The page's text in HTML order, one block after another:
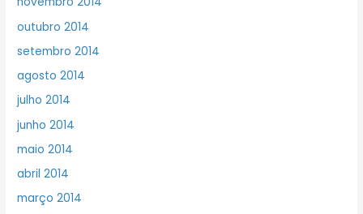
outubro 2014
setembro 2014
agosto 2014
julho 2014
junho 2014
maio 2014
abril 2014
março 2014